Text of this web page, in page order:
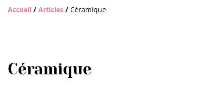
Accueil / Articles / Céramique
Céramique